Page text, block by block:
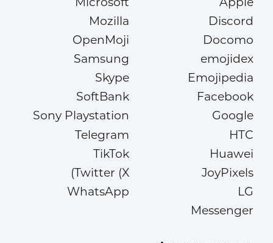
Discord
Docomo
emojidex
Emojipedia
Facebook
Google
HTC
Huawei
JoyPixels
LG
Messenger
Mozilla
OpenMoji
Samsung
Skype
SoftBank
Sony Playstation
Telegram
TikTok
Twitter (X)
WhatsApp